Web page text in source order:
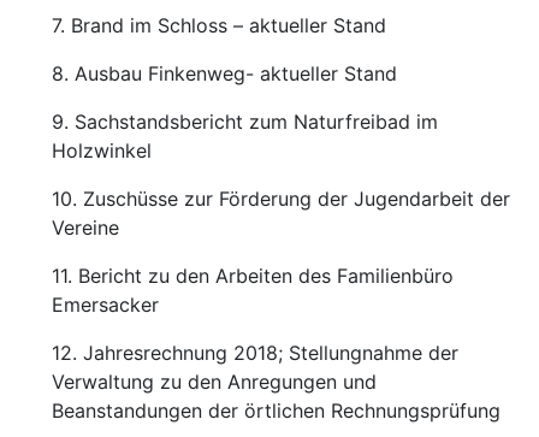
7. Brand im Schloss – aktueller Stand
8. Ausbau Finkenweg- aktueller Stand
9. Sachstandsbericht zum Naturfreibad im
Holzwinkel
10. Zuschüsse zur Förderung der Jugendarbeit der
Vereine
11. Bericht zu den Arbeiten des Familienbüro
Emersacker
12. Jahresrechnung 2018; Stellungnahme der
Verwaltung zu den Anregungen und
Beanstandungen der örtlichen Rechnungsprüfung